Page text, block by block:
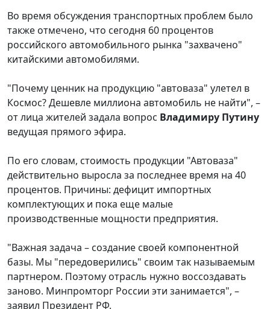
Во время обсуждения транспортных проблем было
также отмечено, что сегодня 60 процентов
российского автомобильного рынка "захвачено"
китайскими автомобилями.
"Почему ценник на продукцию "автоваза" улетел в
Космос? Дешевле миллиона автомобиль не найти", –
от лица жителей задала вопрос Владимиру Путину
ведущая прямого эфира.
По его словам, стоимость продукции "Автоваза"
действительно выросла за последнее время на 40
процентов. Причины: дефицит импортных
комплектующих и пока еще малые
производственные мощности предприятия.
"Важная задача – создание своей компонентной
базы. Мы "передоверились" своим так называемым
партнером. Поэтому отрасль нужно воссоздавать
заново. Минпромторг России эти занимается", –
заявил Президент РФ.